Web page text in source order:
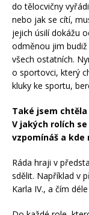
do tělocvičny
nebo jak se cítí,
jejich úsilí dokážu
odměnou jim
všech ostatních.
o sportovci, který
kluky ke sportu,
Také jsem
V jakých rolích
vzpomínáš a kde
Ráda hraji v
sdělit. Například v
Karla IV., a čím